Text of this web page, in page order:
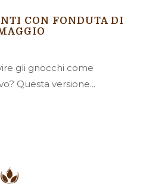
CON FONDUTA DI
gli gnocchi come
Questa versione...